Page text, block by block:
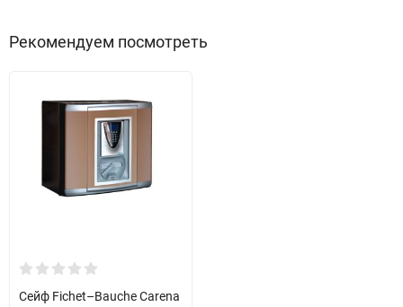
Рекомендуем посмотреть
Сейф Fichet–Bauche Carena